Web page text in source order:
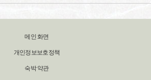
메인 화면
개인정보보호정책
숙박 약관